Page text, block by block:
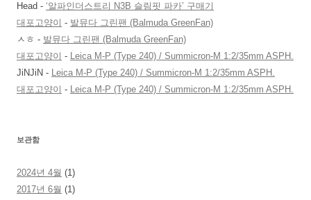
Head - ‘알파인더스트리 N3B 슬림핏 파카’ 구매기
대포고양이 - 발뮤다 그린팬 (Balmuda GreenFan)
ㅅㅎ - 발뮤다 그린팬 (Balmuda GreenFan)
대포고양이 - Leica M-P (Type 240) / Summicron-M 1:2/35mm ASPH.
JiNJiN - Leica M-P (Type 240) / Summicron-M 1:2/35mm ASPH.
대포고양이 - Leica M-P (Type 240) / Summicron-M 1:2/35mm ASPH.
보관함
2024년 4월 (1)
2017년 6월 (1)